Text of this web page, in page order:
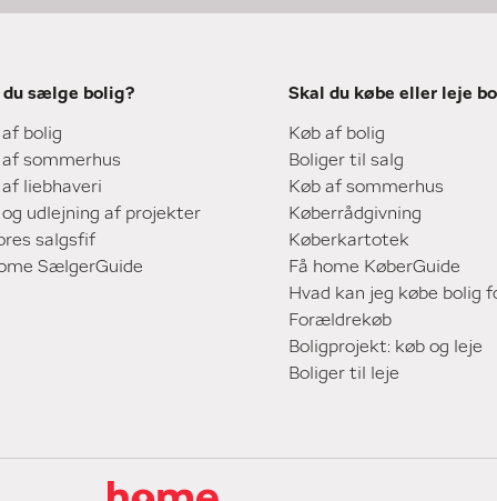
du sælge bolig?
bolig
af sommerhus
af liebhaveri
og udlejning af projekter
salgsfif
SælgerGuide
Skal du købe eller leje
Køb af bolig
Boliger til salg
Køb af sommerhus
Køberrådgivning
Køberkartotek
Få home KøberGuide
Hvad kan jeg købe bolig
Forældrekøb
Boligprojekt: køb og leje
Boliger til leje